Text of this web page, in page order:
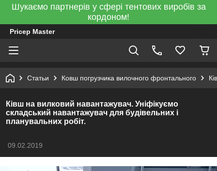
Шукаємо партнерів у сфері тентових виробів за
кордоном!
Pricep Master
Статьи Ковш погрузчика вилочного фронтального
Ківш на вилковий навантажувач. Уніфікуємо
складський навантажувач для будівельних і
планувальних робіт.
09.02.2019